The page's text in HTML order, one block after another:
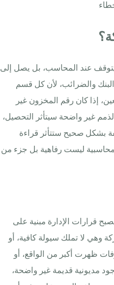
يتوقف عند المحاسب، بل يصل إلى
والضرائب، لأن كل قسم
إذا كان رقم المخزون غير
غير واضحة سيتأثر التحصيل،
بشكل صحيح ستتأثر قراءة
ليست رفاهية بل جزء من
قرارات الإدارة مبنية على
وهي لا تملك سيولة كافية، أو
ظهرت أكبر من الواقع، أو
مديونية قديمة غير واضحة،